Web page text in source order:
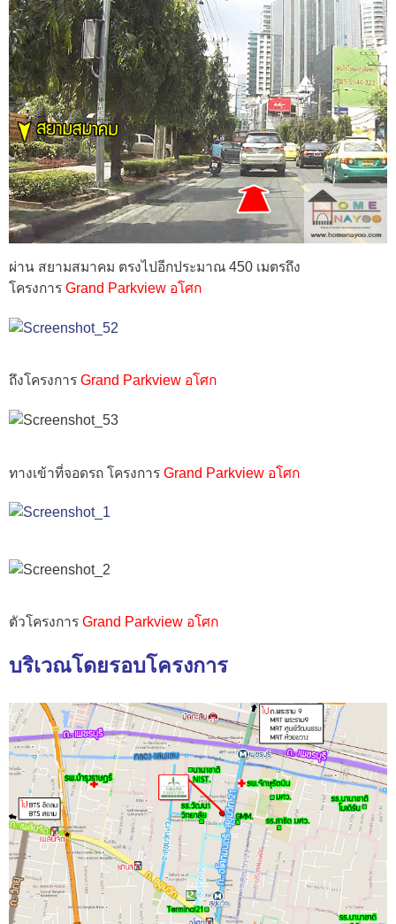
ผ่าน สยามสมาคม ตรงไปอีกประมาณ 450 เมตรถึง
โครงการ Grand Parkview อโศก
ถึงโครงการ Grand Parkview อโศก
ทางเข้าที่จอดรถ โครงการ Grand Parkview อโศก
ตัวโครงการ Grand Parkview อโศก
บริเวณโดยรอบโครงการ